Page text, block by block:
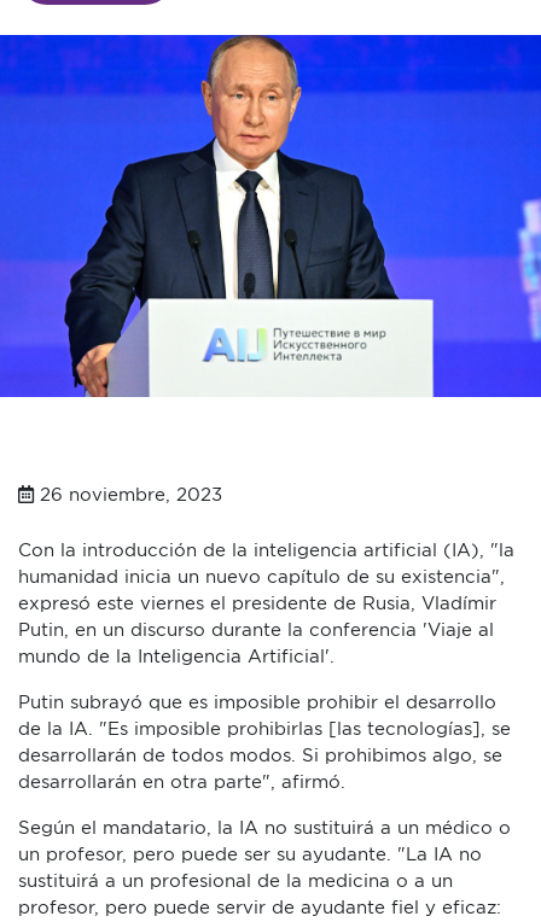
26 noviembre, 2023
Con la introducción de la inteligencia artificial (IA), "la
humanidad inicia un nuevo capítulo de su existencia",
expresó este viernes el presidente de Rusia, Vladímir
Putin, en un discurso durante la conferencia 'Viaje al
mundo de la Inteligencia Artificial'.
Putin subrayó que es imposible prohibir el desarrollo
de la IA. "Es imposible prohibirlas [las tecnologías], se
desarrollarán de todos modos. Si prohibimos algo, se
desarrollarán en otra parte", afirmó.
Según el mandatario, la IA no sustituirá a un médico o
un profesor, pero puede ser su ayudante. "La IA no
sustituirá a un profesional de la medicina o a un
profesor, pero puede servir de ayudante fiel y eficaz: